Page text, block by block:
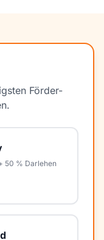
Förder-
50 % Darlehen